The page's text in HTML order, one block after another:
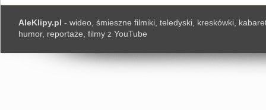
AleKlipy.pl - wideo, śmieszne filmiki, teledyski, kreskówki,
humor, reportaże, filmy z YouTube